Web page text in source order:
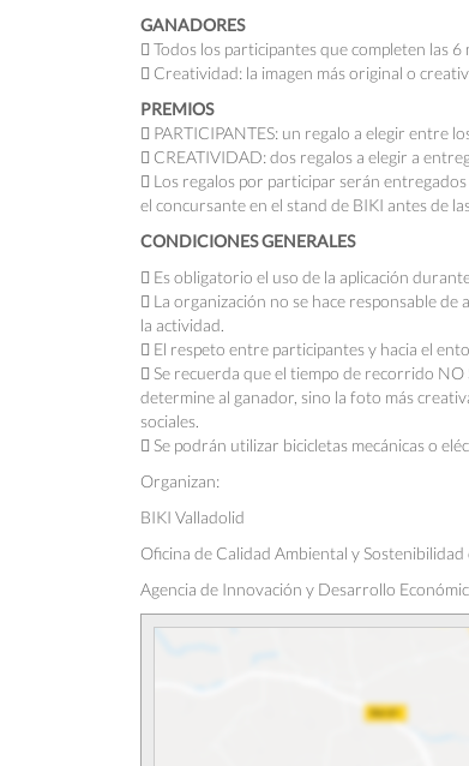
GANADORES
 Todos los participantes que completen las 6
 Creatividad: la imagen más original o
PREMIOS
 PARTICIPANTES: un regalo a elegir entre
 CREATIVIDAD: dos regalos a elegir a
 Los regalos por participar serán
el concursante en el stand de BIKI antes de
CONDICIONES GENERALES
 Es obligatorio el uso de la aplicación
 La organización no se hace responsable
la actividad.
 El respeto entre participantes y hacia el
 Se recuerda que el tiempo de recorrido NO
determine al ganador, sino la foto más
sociales.
 Se podrán utilizar bicicletas mecánicas o
Organizan:
BIKI Valladolid
Oficina de Calidad Ambiental y Sostenibilidad
Agencia de Innovación y Desarrollo